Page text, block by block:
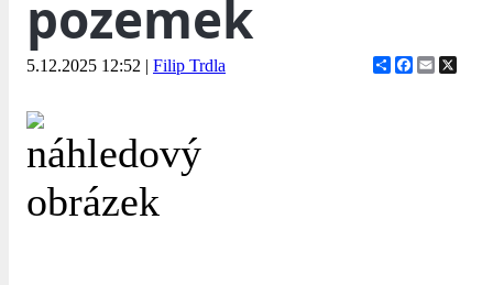
pozemek
5.12.2025 12:52 | Filip Trdla ShareFacebook
Email